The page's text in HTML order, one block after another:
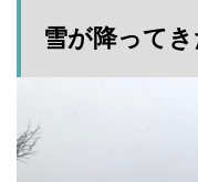
雪が降ってき